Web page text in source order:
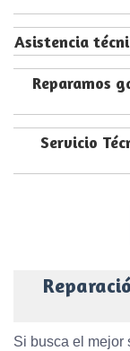
Asistencia
Reparamos
Servicio
Si busca el mejor